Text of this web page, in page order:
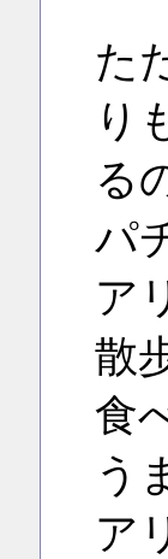
た
り
る
パ
ア
散
食
う
ア